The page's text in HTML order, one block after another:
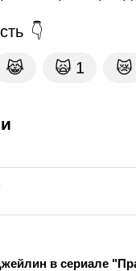
😹 🙀 1 😿
в сериале